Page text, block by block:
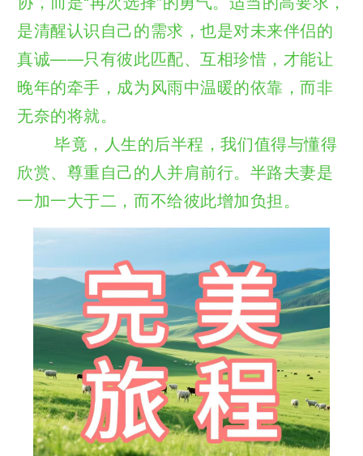
是清醒认识自己的需求，也是对未来伴侣的
真诚——只有彼此匹配、互相珍惜，才能让
晚年的牵手，成为风雨中温暖的依靠，而非
无奈的将就。
毕竟，人生的后半程，我们值得与懂得
欣赏、尊重自己的人并肩前行。半路夫妻是
一加一大于二，而不给彼此增加负担。